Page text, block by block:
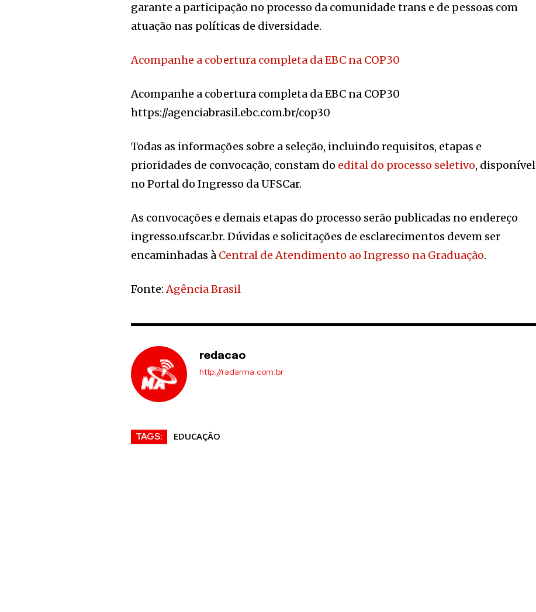
garante a participação no processo da comunidade trans e de pessoas com
atuação nas políticas de diversidade.
Acompanhe a cobertura completa da EBC na COP30
Acompanhe a cobertura completa da EBC na COP30
https://agenciabrasil.ebc.com.br/cop30
Todas as informações sobre a seleção, incluindo requisitos, etapas e
prioridades de convocação, constam do edital do processo seletivo, disponível
no Portal do Ingresso da UFSCar.
As convocações e demais etapas do processo serão publicadas no endereço
ingresso.ufscar.br. Dúvidas e solicitações de esclarecimentos devem ser
encaminhadas à Central de Atendimento ao Ingresso na Graduação.
Fonte:Agência Brasil
redacao
http://radarma.com.br
TAGS: EDUCAÇÃO